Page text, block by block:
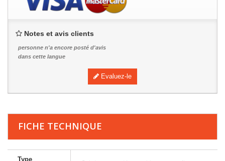
Notes et avis clients
personne n'a encore posté d'avis
dans cette langue
Evaluez-le
FICHE TECHNIQUE
Type